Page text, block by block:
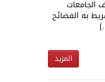
الجامعات
به الفضائح
المزيد